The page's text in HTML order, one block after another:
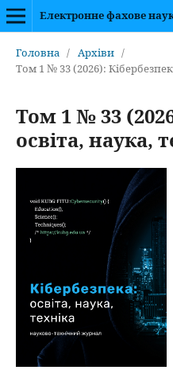
Головна / Архіви /
Том 1 № 33 (2026):
Том 1 № 33
освіта, наука,